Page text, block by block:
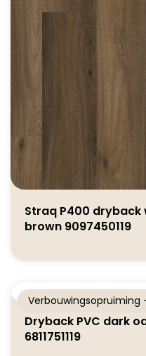
Straq P400 dryback
brown 9097450119
Verbouwingsopruiming
Dryback PVC dark
6811751119